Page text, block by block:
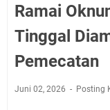
Ramai
Tinggal
Pemecatan
Juni 02, 2026 Posting